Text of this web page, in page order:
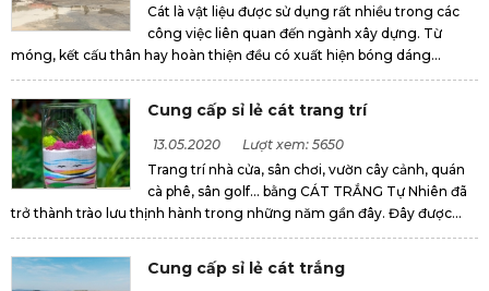
Cát là vật liệu được sử dụng rất nhiều trong các
công việc liên quan đến ngành xây dựng. Từ
móng, kết cấu thân hay hoàn thiện đều có xuất hiện bóng dáng...
Cung cấp sỉ lẻ cát trang trí
13.05.2020
Lượt xem: 5650
Trang trí nhà cửa, sân chơi, vườn cây cảnh, quán
cà phê, sân golf… bằng CÁT TRẮNG Tự Nhiên đã
trở thành trào lưu thịnh hành trong những năm gần đây. Đây được...
Cung cấp sỉ lẻ cát trắng